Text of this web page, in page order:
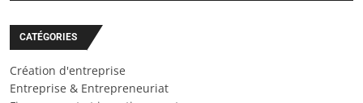
CATÉGORIES
Création d'entreprise
Entreprise & Entrepreneuriat